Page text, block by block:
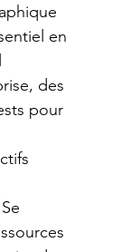
en
des
pour